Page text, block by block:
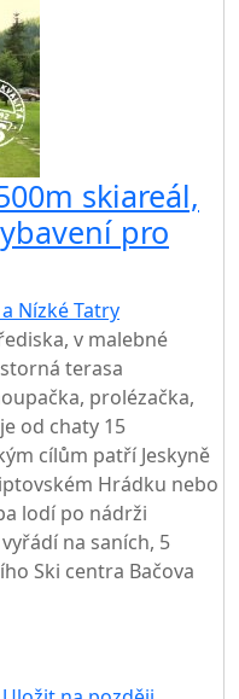
skiareál,
pro
Nízké Tatry
v malebné
terasa
prolézačka,
od chaty 15
cílům patří Jeskyně
Hrádku nebo
lodí po nádrži
na saních, 5
Ski centra Bačova